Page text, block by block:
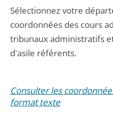
Sélectionnez votre
coordonnées des cours
tribunaux administratifs
d'asile référents.
Consulter les
format texte